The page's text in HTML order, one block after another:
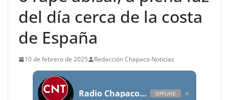
del día cerca de la costa
de España
10 de febrero de 2025 Redacción Chapaco Noticias
Radio Chapaco Noticias Las 24 horas en vivo OFFLINE